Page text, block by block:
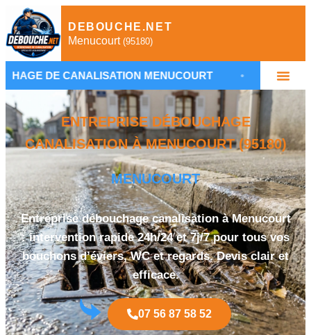
DEBOUCHE.NET
Menucourt (95180)
MENUCOURT • PLOMBIER
ENTREPRISE DÉBOUCHAGE
CANALISATION À MENUCOURT (95180)
MENUCOURT
Entreprise débouchage canalisation à Menucourt
: intervention rapide 24h/24 et 7j/7 pour tous vos
bouchons d’éviers, WC et regards. Devis clair et
efficace.
07 56 87 58 52